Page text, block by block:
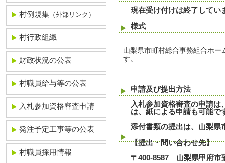
現在受け付けは終了してい
様式
山梨県市町村総合事務組合ホ
す。
申請及び提出方法
入札参加資格審査の申請
は、紙による申請も可能で
添付書類の提出は、山梨県
【提出・問い合わせ先】
〒400-8587 山梨県甲府市
村例規集 （外部リンク）
村行政組織
財政状況の公表
村職員給与等の公表
入札参加資格審査申請
発注予定工事等の公表
村職員採用情報